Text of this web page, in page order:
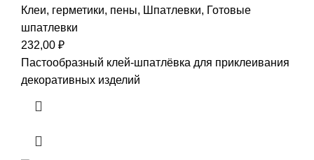
Клеи, герметики, пены, Шпатлевки, Готовые
шпатлевки
232,00 ₽
Пастообразный клей-шпатлёвка для приклеивания
декоративных изделий